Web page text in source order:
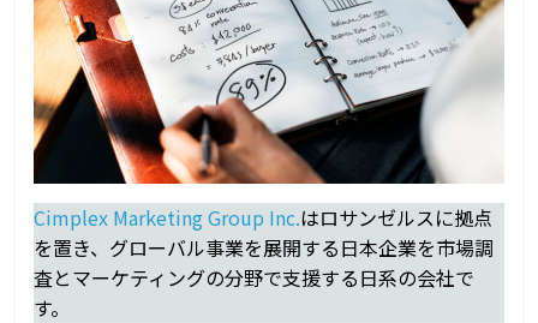
ー
テ
ィ
ン
グ、
進
情
Cimplex Marketing Group Inc.はロサンゼルスに拠点
を置き、グローバル事業を展開する日本企業を市場調
査とマーケティングの分野で支援する日系の会社で
す。